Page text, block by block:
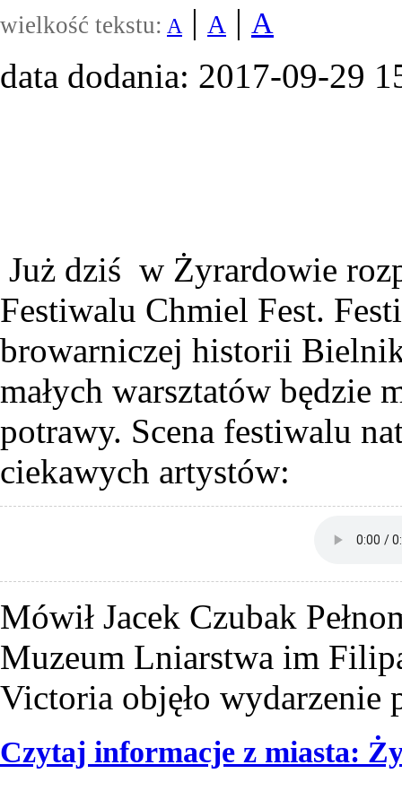
wielkość tekstu: A | A | A
data dodania: 2017-09-29
Już dziś w Żyrardowie
Festiwalu Chmiel Fest.
browarniczej historii
małych warsztatów będzie
potrawy. Scena festiwalu
ciekawych artystów:
Mówił Jacek Czubak
Muzeum Lniarstwa im
Victoria objęło wydarzenie
Czytaj informacje z miasta: